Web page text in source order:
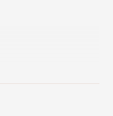
人
譯者